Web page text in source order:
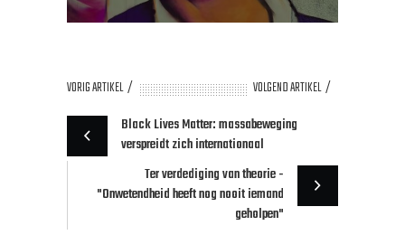
VORIG ARTIKEL
VOLGEND ARTIKEL
Black Lives Matter: massabeweging
verspreidt zich internationaal
Ter verdediging van theorie -
"Onwetendheid heeft nog nooit iemand
geholpen"